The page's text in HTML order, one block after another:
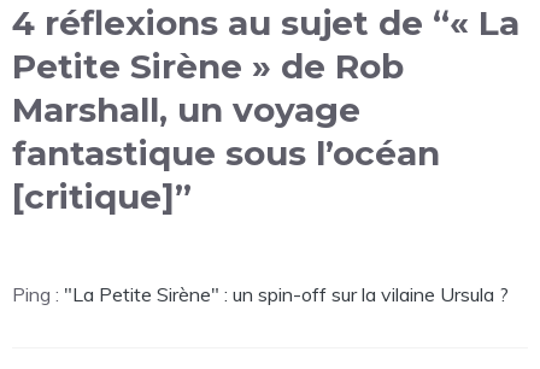
4 réflexions au sujet de “« La
Petite Sirène » de Rob
Marshall, un voyage
fantastique sous l’océan
[critique]”
Ping : "La Petite Sirène" : un spin-off sur la vilaine Ursula ?